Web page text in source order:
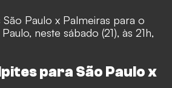
Paulo x Palmeiras para o
neste sábado (21), às 21h,
para São Paulo x